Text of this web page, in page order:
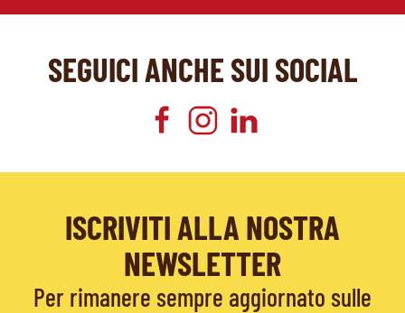
SEGUICI ANCHE SUI SOCIAL
ISCRIVITI ALLA NOSTRA
NEWSLETTER
Per rimanere sempre aggiornato sulle